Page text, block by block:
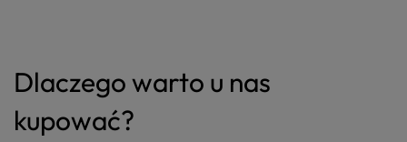
Dlaczego warto u nas
kupować?